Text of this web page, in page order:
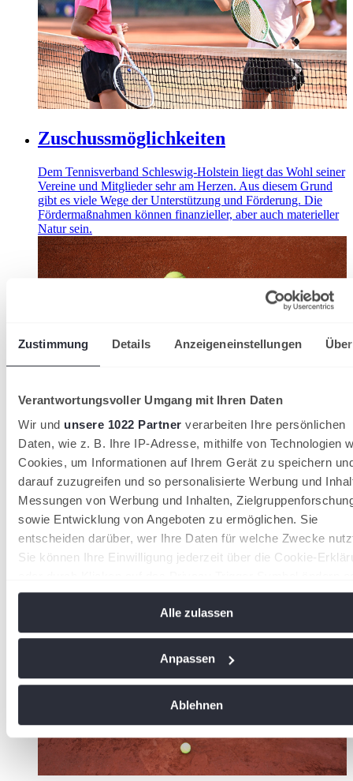
Zustimmung Details Anzeigeneinstellungen
Verantwortungsvoller Umgang mit Ihren Daten
Wir und unsere 1022 Partner verarbeiten Ihre persönlichen
Daten, wie z. B. Ihre IP-Adresse, mithilfe von Technologien
Cookies, um Informationen auf Ihrem Gerät zu speichern
darauf zuzugreifen und so personalisierte Werbung und
Messungen von Werbung und Inhalten,
sowie Entwicklung von Angeboten zu ermöglichen. Sie
entscheiden darüber, wer Ihre Daten für welche Zwecke
Sie können Ihre Einwilligung jederzeit über die Cookie-
widerrufen
Wenn Sie es erlauben, würden wir auch gerne:
Informationen über Ihre geografische Lage erfassen,
Merkmalen (Fingerprinting) identifizieren
verarbeitet werden, und legen Sie Ihre Präferenzen im
Abschnitt Einzelheitenfest.
Alle zulassen
Anpassen
Ablehnen
Zuschussmöglichkeiten
Dem Tennisverband Schleswig-Holstein liegt das Wohl seiner
Vereine und Mitglieder sehr am Herzen. Aus diesem Grund
gibt es viele Wege der Unterstützung und Förderung. Die
Fördermaßnahmen können finanzieller, aber auch materieller
Natur sein.
Handlungsfelder im Verein
Mitglieder sind das Herzstück eines jeden Vereins. Doch wie
gewinnt man neue Mitglieder? Und welche Anreize kann ein
Verein schaffen, um Mitglieder zu halten?
Mitgliedergewinnung- und bindung sind zentrale
Handlungsfelder im Verein.